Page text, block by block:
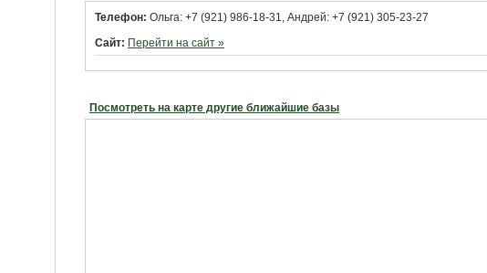
Телефон: Ольга: +7 (921) 986-18-31, Андрей: +7 (921) 305-23-27
Сайт: Перейти на сайт »
Посмотреть на карте другие ближайшие базы